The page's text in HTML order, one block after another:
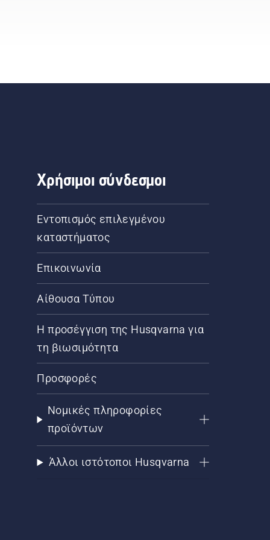
Χρήσιμοι σύνδεσμοι
Εντοπισμός επιλεγμένου
καταστήματος
Επικοινωνία
Αίθουσα Τύπου
Η προσέγγιση της Husqvarna για
τη βιωσιμότητα
Προσφορές
Νομικές πληροφορίες
προϊόντων
Άλλοι ιστότοποι Husqvarna